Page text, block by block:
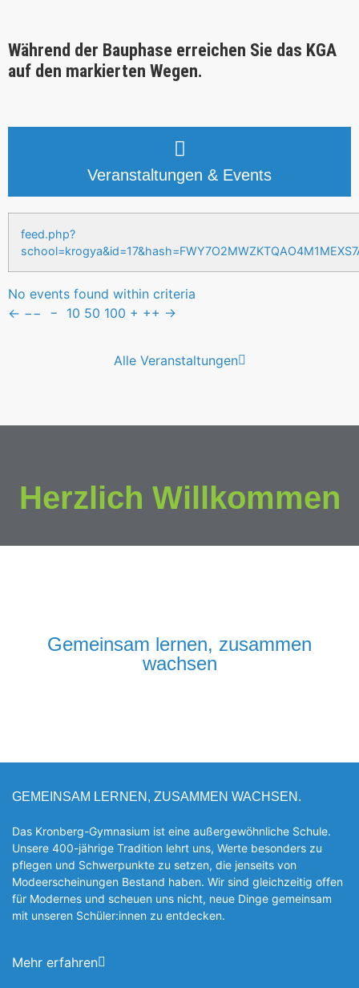
Während der Bauphase erreichen Sie das KGA
auf den markierten Wegen.
Veranstaltungen & Events
feed.php?
No events found within criteria
← −− − 10 50 100 + ++ →
Alle Veranstaltungen
Herzlich Willkommen
Gemeinsam lernen, zusammen
wachsen
GEMEINSAM LERNEN, ZUSAMMEN WACHSEN.
Das Kronberg-Gymnasium ist eine außergewöhnliche Schule.
Unsere 400-jährige Tradition lehrt uns, Werte besonders zu
pflegen und Schwerpunkte zu setzen, die jen­seits von
Modeerscheinungen Be­stand haben. Wir sind gleichzeitig offen
für Modernes und scheuen uns nicht, neue Dinge gemeinsam
mit unseren Schüler:innen zu entde­cken.
Mehr erfahren